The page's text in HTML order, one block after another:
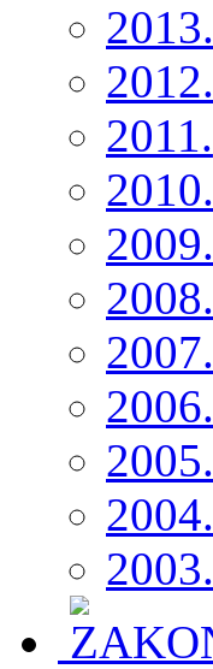
2013.
2012.
2011.
2010.
2009.
2008.
2007.
2006.
2005.
2004.
2003.